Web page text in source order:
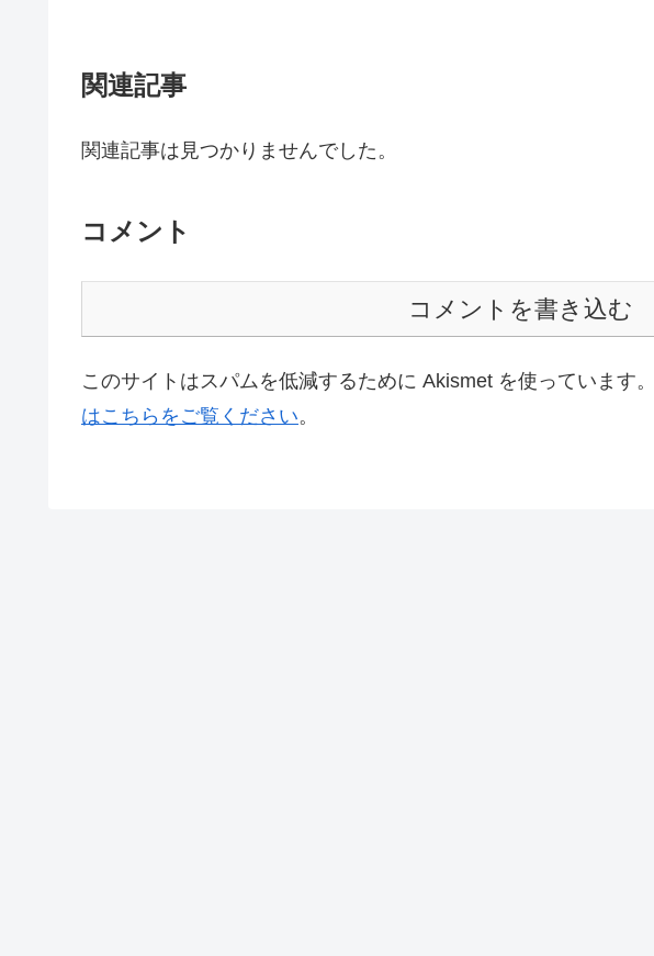
関連記事
関連記事は見つかりませんでした。
コメント
コメントを書き込む
このサイトはスパムを低減するために Akismet を使っています。
はこちらをご覧ください。